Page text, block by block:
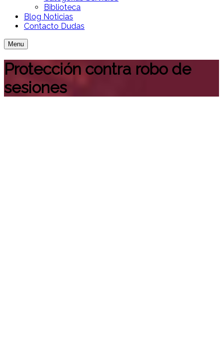
Biblioteca
Blog Noticias
Contacto Dudas
Menu
Protección contra robo de
sesiones